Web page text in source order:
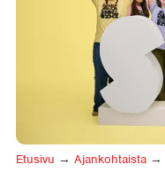
Etusivu → Ajankohtaista →